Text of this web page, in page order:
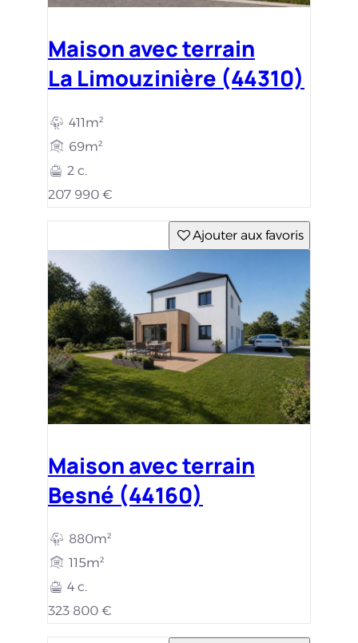
Maison avec terrain
La Limouzinière (44310)
411m²
69m²
2 c.
207 990 €
Ajouter aux favoris
Maison avec terrain
Besné (44160)
880m²
115m²
4 c.
323 800 €